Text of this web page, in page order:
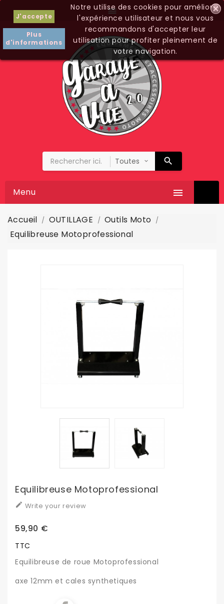

J'accepte
Plus
d'informations
Notre utilise des cookies pour améliorer
l'expérience utilisateur et nous vous
recommandons d'accepter leur
utilisation pour profiter pleinement de
votre navigation.

Menu
Accueil OUTILLAGE
Outils Moto
Equilibreuse Motoprofessional
Equilibreuse Motoprofessional
 Write your review
59,90 €
TTC
Equilibreuse de roue Motoprofessional
axe 12mm et cales synthetiques